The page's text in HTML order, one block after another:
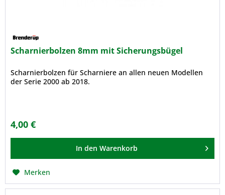
Scharnierbolzen 8mm mit Sicherungsbügel
Scharnierbolzen für Scharniere an allen neuen Modellen
der Serie 2000 ab 2018.
4,00 €
In den Warenkorb
Merken